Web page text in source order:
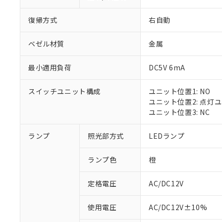
復帰方式 右自動
ベゼル材質 金属
最小適用負荷 DC5V 6mA
スイッチユニット構成
ユニット位置1: NO
ユニット位置2: 点灯
ユニット位置3: NC
ランプ 照光部方式 LEDランプ
ランプ色 橙
定格電圧 AC/DC12V
使用電圧 AC/DC12V±10%
※1 対応状況